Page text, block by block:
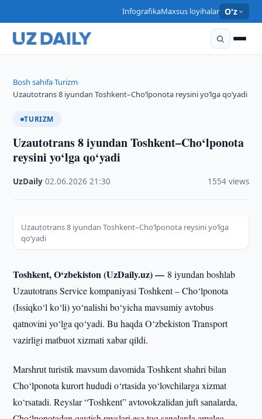
InfografikaMaxsus loyihalar O'z
Bosh sahifa›Turizm›
Uzautotrans 8 iyundan Toshkent–Cho‘lponota reysini yo‘lga qo‘yadi
TURIZM
Uzautotrans 8 iyundan Toshkent–Cho‘lponota
reysini yo‘lga qo‘yadi
UzDaily ·02.06.2026 ·21:30 1554 views
Uzautotrans 8 iyundan Toshkent–Cho‘lponota reysini yo‘lga
qo‘yadi
Toshkent, O‘zbekiston (UzDaily.uz) — 8 iyundan boshlab
Uzautotrans Service kompaniyasi Toshkent – Cho‘lponota
(Issiqko‘l ko‘li) yo‘nalishi bo‘yicha mavsumiy avtobus
qatnovini yo‘lga qo‘yadi. Bu haqda O‘zbekiston Transport
vazirligi matbuot xizmati xabar qildi.
Marshrut turistik mavsum davomida Toshkent shahri bilan
Cho‘lponota kurort hududi o‘rtasida yo‘lovchilarga xizmat
ko‘rsatadi. Reyslar “Toshkent” avtovokzalidan juft sanalarda,